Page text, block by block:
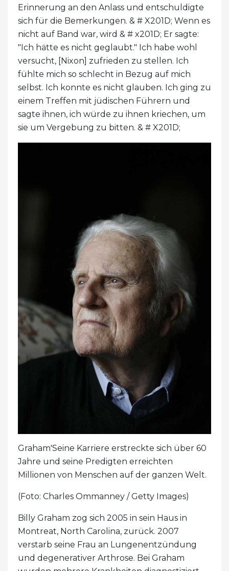
Erinnerung an den Anlass und entschuldigte
sich für die Bemerkungen. & # X201D; Wenn es
nicht auf Band war, wird & # x201D; Er sagte:
"Ich hätte es nicht geglaubt." Ich habe wohl
versucht, [Nixon] zufrieden zu stellen. Ich
fühlte mich so schlecht in Bezug auf mich
selbst. Ich konnte es nicht glauben. Ich ging zu
einem Treffen mit jüdischen Führern und
sagte ihnen, ich würde zu ihnen kriechen, um
sie um Vergebung zu bitten. & # X201D;
Graham'Seine Karriere erstreckte sich über 60
Jahre und seine Predigten erreichten
Millionen von Menschen auf der ganzen Welt.
(Foto: Charles Ommanney / Getty Images)
Billy Graham zog sich 2005 in sein Haus in
Montreat, North Carolina, zurück. 2007
verstarb seine Frau an Lungenentzündung
und degenerativer Arthrose. Bei Graham